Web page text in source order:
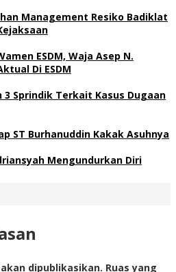
Management Resiko Badiklat
ESDM, Waja Asep N.
Di ESDM
3 Sprindik Terkait Kasus Dugaan
ST Burhanuddin Kakak Asuhnya
Mengundurkan Diri
dipublikasikan. Ruas yang